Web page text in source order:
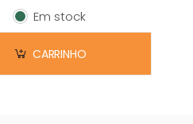
Em stock
Em stock
CARRINHO